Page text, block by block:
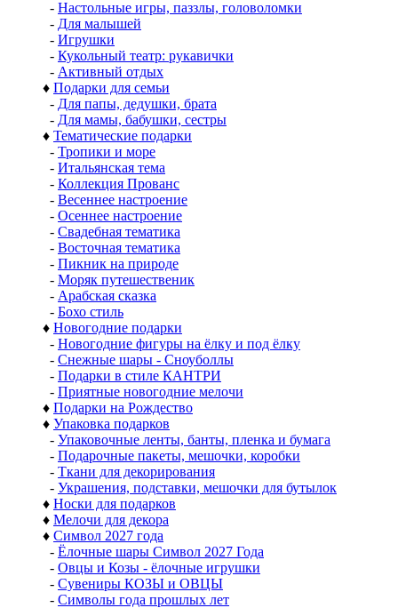
- Настольные игры, паззлы, головоломки
- Для малышей
- Игрушки
- Кукольный театр: рукавички
- Активный отдых
♦ Подарки для семьи
- Для папы, дедушки, брата
- Для мамы, бабушки, сестры
♦ Тематические подарки
- Тропики и море
- Итальянская тема
- Коллекция Прованс
- Весеннее настроение
- Осеннее настроение
- Свадебная тематика
- Восточная тематика
- Пикник на природе
- Моряк путешественик
- Арабская сказка
- Бохо стиль
♦ Новогодние подарки
- Новогодние фигуры на ёлку и под ёлку
- Снежные шары - Сноуболлы
- Подарки в стиле КАНТРИ
- Приятные новогодние мелочи
♦ Подарки на Рождество
♦ Упаковка подарков
- Упаковочные ленты, банты, пленка и бумага
- Подарочные пакеты, мешочки, коробки
- Ткани для декорирования
- Украшения, подставки, мешочки для бутылок
♦ Носки для подарков
♦ Мелочи для декора
♦ Символ 2027 года
- Ёлочные шары Символ 2027 Года
- Овцы и Козы - ёлочные игрушки
- Сувениры КОЗЫ и ОВЦЫ
- Символы года прошлых лет